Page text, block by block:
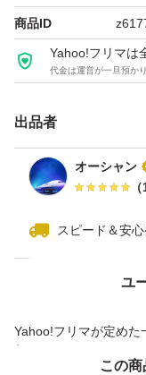
商品ID
Yahoo!フリマは
代金は運営が一旦預か
出品者
オーシャン
（
スピード＆安
ユ
Yahoo!フリマが定めた
付与しています
価格の相談
この
この商品をみてい